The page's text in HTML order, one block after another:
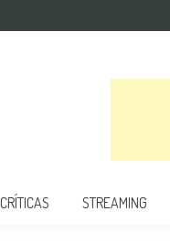
CRÍTICAS STREAMING